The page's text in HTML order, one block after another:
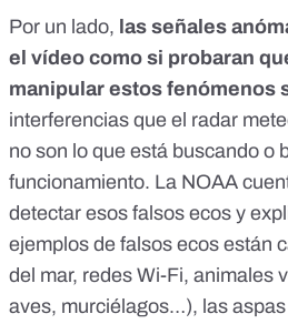
Por un lado, las señales
el vídeo como si probaran
manipular estos fenómenos
interferencias que el radar
no son lo que está buscando o
funcionamiento. La NOAA
detectar esos falsos ecos y
ejemplos de falsos ecos están
del mar, redes Wi-Fi, animales
aves, murciélagos…), las